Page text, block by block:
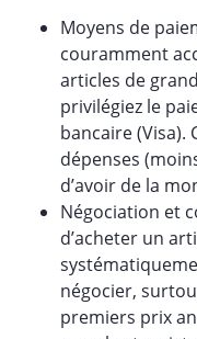
Moyens de
couramment
articles de
privilégiez le
bancaire (Visa).
dépenses
d’avoir de la
Négociation et
d’acheter un
négocier,
premiers prix